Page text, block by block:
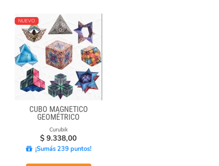
NUEVO
CUBO MAGNÉTICO
GEOMÉTRICO
Curubik
$ 9.338,00
¡Sumás 239 puntos!